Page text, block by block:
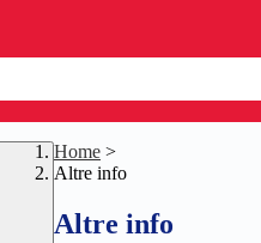
Home >
Altre info
Altre info